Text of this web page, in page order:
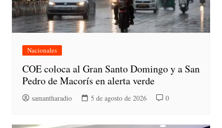
Nacionales
COE coloca al Gran Santo Domingo y a San
Pedro de Macorís en alerta verde
samantharadio 5 de agosto de 2026 0